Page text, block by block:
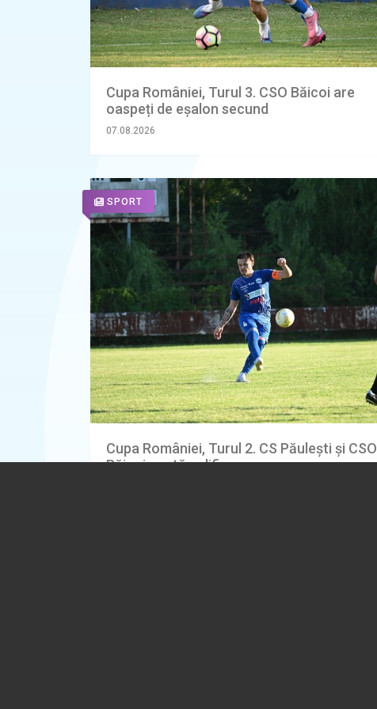
Cupa României, Turul 3. CSO Băicoi are
oaspeți de eșalon secund
07.08.2026
SPORT
Cupa României, Turul 2. CS Păulești și CSO
Băicoi caută calificarea